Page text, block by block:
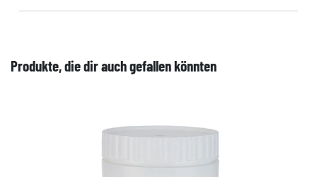
Produkte, die dir auch gefallen könnten